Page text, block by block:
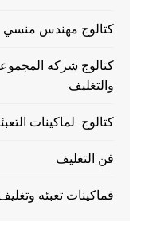
كتالوج مهندس منسي
كتالوج شركه
والتغليف
كتالوج لماكينات
فن التغليف
فماكينات تعبئه